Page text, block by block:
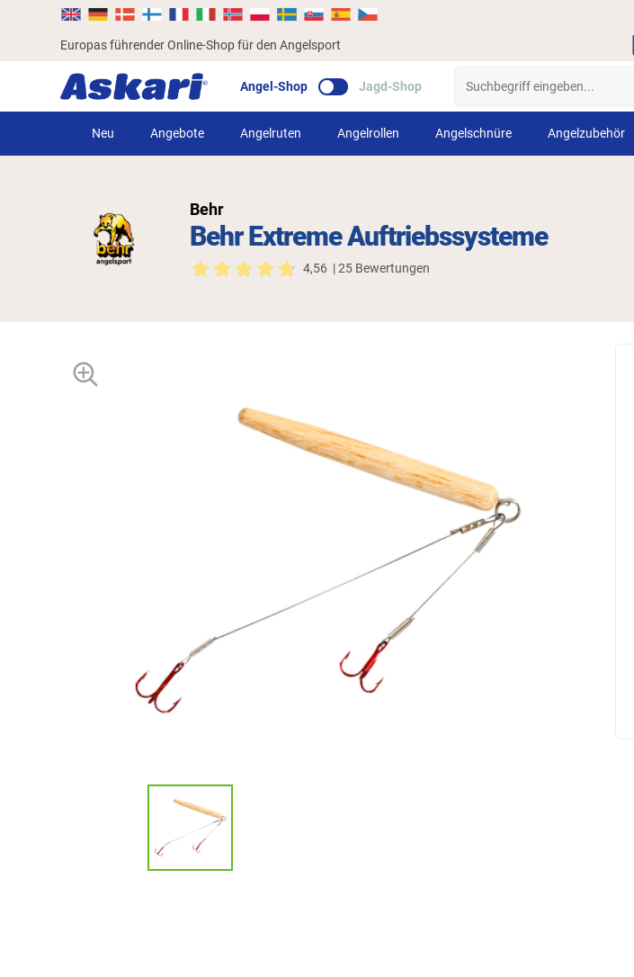
Europas führender Online-Shop für den Angelsport
Angel-Shop Jagd-Shop
Neu Angebote Angelruten Angelrollen Angelschnüre Angelzubehör
Behr Extreme Auftriebssysteme
Behr
4,56 | 25 Bewertungen